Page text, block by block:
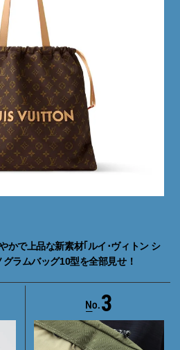
かで上品な新素材｢ルイ･ヴィトン シ
ラムバッグ10型を全部見せ！
3